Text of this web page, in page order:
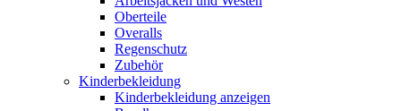
Oberteile
Overalls
Regenschutz
Zubehör
Kinderbekleidung
Kinderbekleidung anzeigen